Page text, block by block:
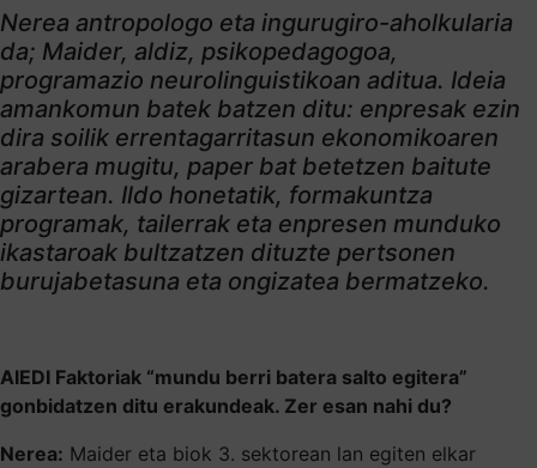
Nerea antropologo eta ingurugiro-aholkularia
da; Maider, aldiz, psikopedagogoa,
programazio neurolinguistikoan aditua. Ideia
amankomun batek batzen ditu: enpresak ezin
dira soilik errentagarritasun ekonomikoaren
arabera mugitu, paper bat betetzen baitute
gizartean. Ildo honetatik, formakuntza
programak, tailerrak eta enpresen munduko
ikastaroak bultzatzen dituzte pertsonen
burujabetasuna eta ongizatea bermatzeko.
AIEDI Faktoriak “mundu berri batera salto egitera”
gonbidatzen ditu erakundeak. Zer esan nahi du?
Nerea: Maider eta biok 3. sektorean lan egiten elkar